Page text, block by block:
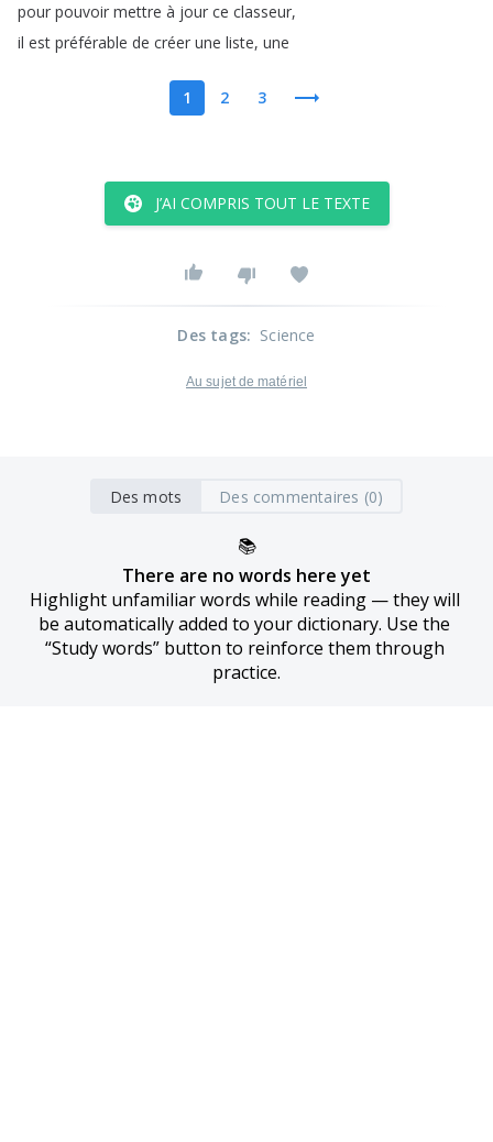
pour pouvoir mettre à jour ce classeur,
il est préférable de créer une liste, une
1 2 3
J’AI COMPRIS TOUT LE TEXTE
Des tags: Science
Au sujet de matériel
Des mots Des commentaires (0)
📚
There are no words here yet
Highlight unfamiliar words while reading — they will
be automatically added to your dictionary. Use the
“Study words” button to reinforce them through
practice.